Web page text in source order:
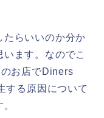
たらいいのか分か
ます。なのでこ
お店でDiners
する原因について